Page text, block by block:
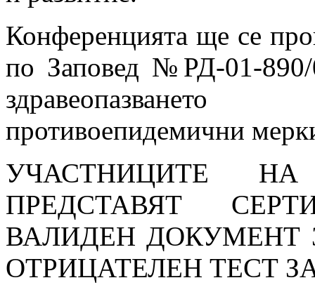
Конференцията ще се
по Заповед №РД-01-890/
противоепидемични
УЧАСТНИЦИТЕ
ПРЕДСТАВЯТ
ВАЛИДЕН ДОКУМЕНТ
ОТРИЦАТЕЛЕН ТЕСТ